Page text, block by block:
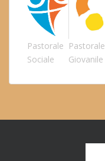
Pastorale
Sociale
Pastorale
Giovanile